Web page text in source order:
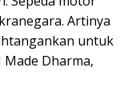
Artinya
untuk
Made Dharma,